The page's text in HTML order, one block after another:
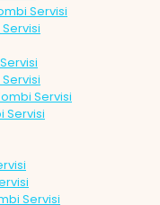
Servisi
Servisi
Servisi
Servisi
Servisi